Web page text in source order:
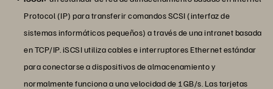
Protocol (IP) para transferir comandos SCSI (interfaz de
sistemas informáticos pequeños) a través de una intranet basada
en TCP/IP. iSCSI utiliza cables e interruptores Ethernet estándar
para conectarse a dispositivos de almacenamiento y
normalmente funciona a una velocidad de 1GB/s. Las tarjetas